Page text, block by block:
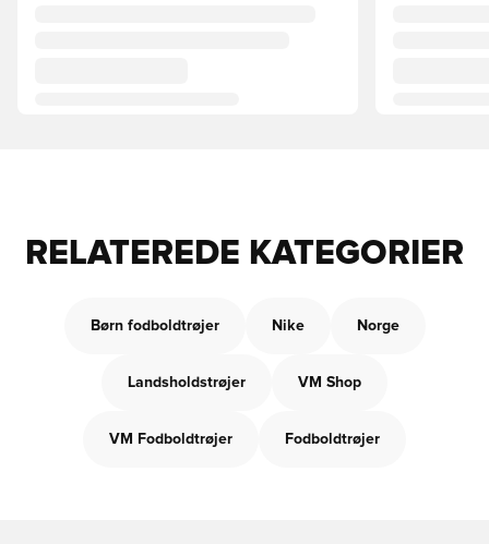
RELATEREDE KATEGORIER
Børn fodboldtrøjer Nike Norge
Landsholdstrøjer VM Shop
VM Fodboldtrøjer Fodboldtrøjer